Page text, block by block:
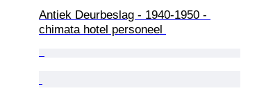
Antiek Deurbeslag - 1940-1950 -
chimata hotel personeel